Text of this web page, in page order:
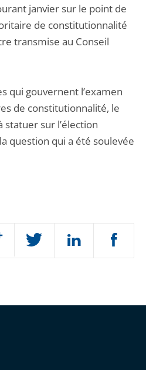
janvier sur le point de
de constitutionnalité
transmise au Conseil
qui gouvernent l’examen
de constitutionnalité, le
statuer sur l’élection
question qui a été soulevée